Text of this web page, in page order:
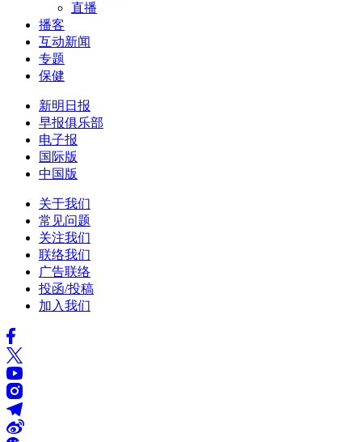
直播
播客
互动新闻
专题
保健
新明日报
早报俱乐部
电子报
国际版
中国版
关于我们
常见问题
关注我们
联络我们
广告联络
投函/投稿
加入我们